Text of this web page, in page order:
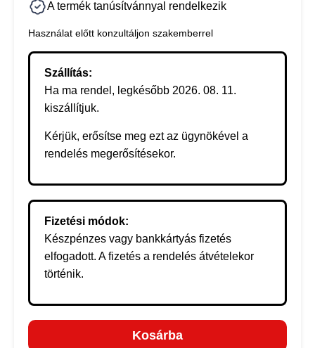
A termék tanúsítvánnyal rendelkezik
Használat előtt konzultáljon szakemberrel
Szállítás:
Ha ma rendel, legkésőbb 2026. 08. 11.
kiszállítjuk.
Kérjük, erősítse meg ezt az ügynökével a
rendelés megerősítésekor.
Fizetési módok:
Készpénzes vagy bankkártyás fizetés
elfogadott. A fizetés a rendelés átvételekor
történik.
Kosárba